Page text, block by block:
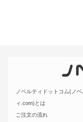
ノベルティドットコム(ノベ
ィ.com)とは
ご注文の流れ